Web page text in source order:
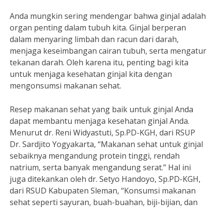
Anda mungkin sering mendengar bahwa ginjal adalah
organ penting dalam tubuh kita. Ginjal berperan
dalam menyaring limbah dan racun dari darah,
menjaga keseimbangan cairan tubuh, serta mengatur
tekanan darah. Oleh karena itu, penting bagi kita
untuk menjaga kesehatan ginjal kita dengan
mengonsumsi makanan sehat.
Resep makanan sehat yang baik untuk ginjal Anda
dapat membantu menjaga kesehatan ginjal Anda.
Menurut dr. Reni Widyastuti, Sp.PD-KGH, dari RSUP
Dr. Sardjito Yogyakarta, “Makanan sehat untuk ginjal
sebaiknya mengandung protein tinggi, rendah
natrium, serta banyak mengandung serat.” Hal ini
juga ditekankan oleh dr. Setyo Handoyo, Sp.PD-KGH,
dari RSUD Kabupaten Sleman, “Konsumsi makanan
sehat seperti sayuran, buah-buahan, biji-bijian, dan